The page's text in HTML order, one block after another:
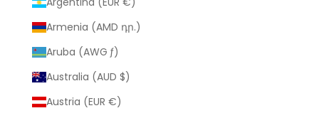
Armenia (AMD դր.)
Aruba (AWG ƒ)
Australia (AUD $)
Austria (EUR €)